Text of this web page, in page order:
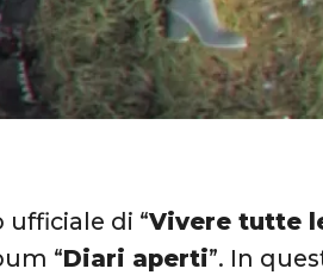
ufficiale di “Vivere tutte
“Diari aperti”. In